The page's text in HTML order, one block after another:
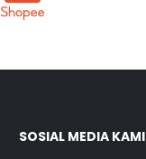
SOSIAL MEDIA KAMI